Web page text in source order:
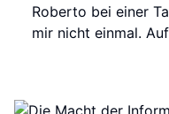
Roberto bei einer
mir nicht einmal.